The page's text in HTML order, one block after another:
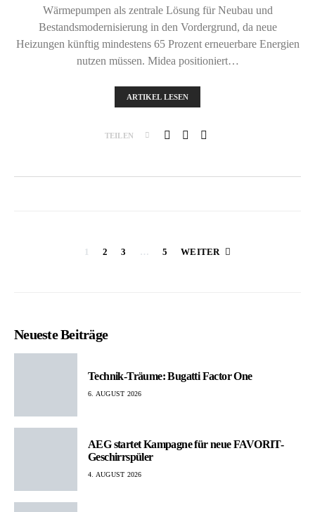
Wärmepumpen als zentrale Lösung für Neubau und
Bestandsmodernisierung in den Vordergrund, da neue
Heizungen künftig mindestens 65 Prozent erneuerbare Energien
nutzen müssen. Midea positioniert…
ARTIKEL LESEN
TEILEN
1 2 3 … 5 WEITER
Neueste Beiträge
Technik-Träume: Bugatti Factor One
6. AUGUST 2026
AEG startet Kampagne für neue FAVORIT-
Geschirrspüler
4. AUGUST 2026